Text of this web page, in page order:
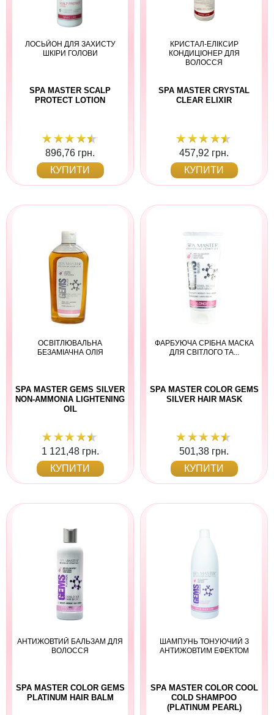
ЛОСЬЙОН ДЛЯ ЗАХИСТУ
ШКІРИ ГОЛОВИ
SPA MASTER SCALP
PROTECT LOTION
896,76 грн.
КУПИТИ
КРИСТАЛ-ЕЛІКСИР
КОНДИЦІОНЕР ДЛЯ
ВОЛОССЯ
SPA MASTER CRYSTAL
CLEAR ELIXIR
457,92 грн.
КУПИТИ
ОСВІТЛЮВАЛЬНА
БЕЗАМІАЧНА ОЛІЯ
SPA MASTER GEMS SILVER
NON-AMMONIA LIGHTENING
OIL
1 121,48 грн.
КУПИТИ
ФАРБУЮЧА СРІБНА МАСКА
ДЛЯ СВІТЛОГО ТА...
SPA MASTER COLOR GEMS
SILVER HAIR MASK
501,38 грн.
КУПИТИ
АНТИЖОВТИЙ БАЛЬЗАМ ДЛЯ
ВОЛОССЯ
SPA MASTER COLOR GEMS
PLATINUM HAIR BALM
ШАМПУНЬ ТОНУЮЧИЙ З
АНТИЖОВТИМ ЕФЕКТОМ
SPA MASTER COLOR COOL
COLD SHAMPOO
(PLATINUM PEARL)